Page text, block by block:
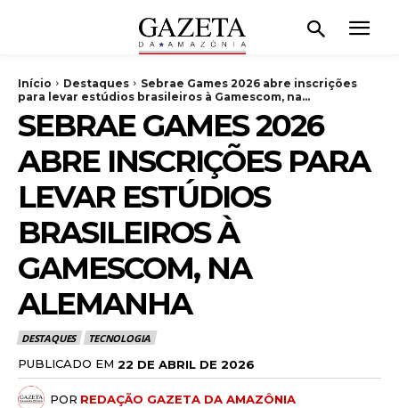
Início Destaques
Sebrae Games 2026 abre inscrições
para levar estúdios brasileiros à Gamescom, na...
SEBRAE GAMES 2026
ABRE INSCRIÇÕES PARA
LEVAR ESTÚDIOS
BRASILEIROS À
GAMESCOM, NA
ALEMANHA
DESTAQUES TECNOLOGIA
PUBLICADO EM 22 DE ABRIL DE 2026
POR REDAÇÃO GAZETA DA AMAZÔNIA